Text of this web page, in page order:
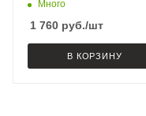
Много
1 760 руб./шт
В КОРЗИНУ